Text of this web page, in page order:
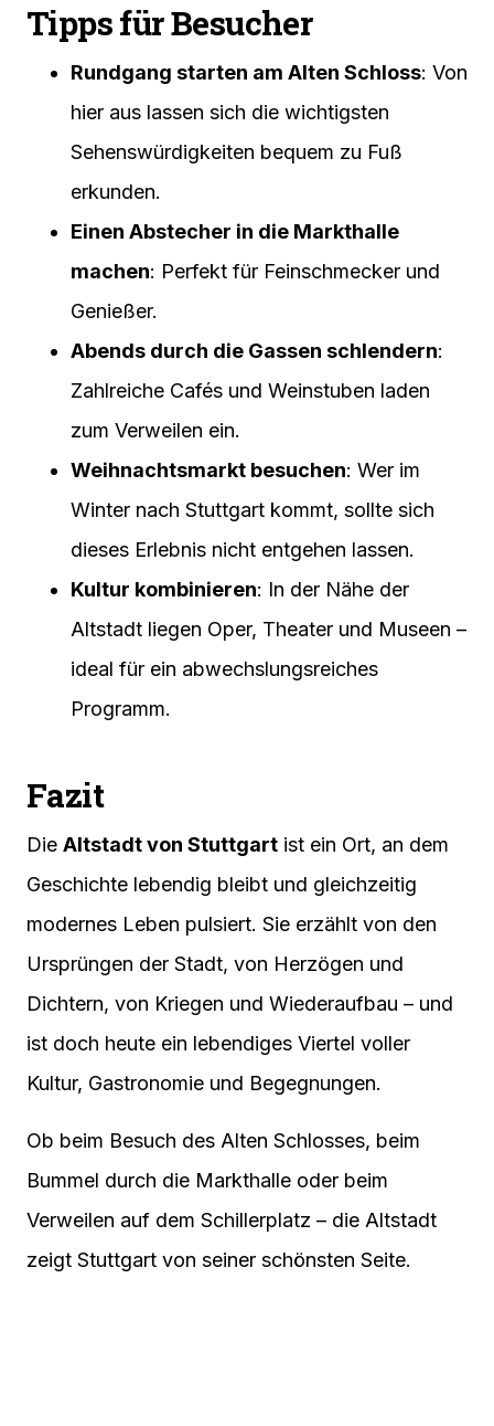
Tipps für Besucher
Rundgang starten am Alten Schloss: Von
hier aus lassen sich die wichtigsten
Sehenswürdigkeiten bequem zu Fuß
erkunden.
Einen Abstecher in die Markthalle
machen: Perfekt für Feinschmecker und
Genießer.
Abends durch die Gassen schlendern:
Zahlreiche Cafés und Weinstuben laden
zum Verweilen ein.
Weihnachtsmarkt besuchen: Wer im
Winter nach Stuttgart kommt, sollte sich
dieses Erlebnis nicht entgehen lassen.
Kultur kombinieren: In der Nähe der
Altstadt liegen Oper, Theater und Museen –
ideal für ein abwechslungsreiches
Programm.
Fazit
Die Altstadt von Stuttgart ist ein Ort, an dem
Geschichte lebendig bleibt und gleichzeitig
modernes Leben pulsiert. Sie erzählt von den
Ursprüngen der Stadt, von Herzögen und
Dichtern, von Kriegen und Wiederaufbau – und
ist doch heute ein lebendiges Viertel voller
Kultur, Gastronomie und Begegnungen.
Ob beim Besuch des Alten Schlosses, beim
Bummel durch die Markthalle oder beim
Verweilen auf dem Schillerplatz – die Altstadt
zeigt Stuttgart von seiner schönsten Seite.